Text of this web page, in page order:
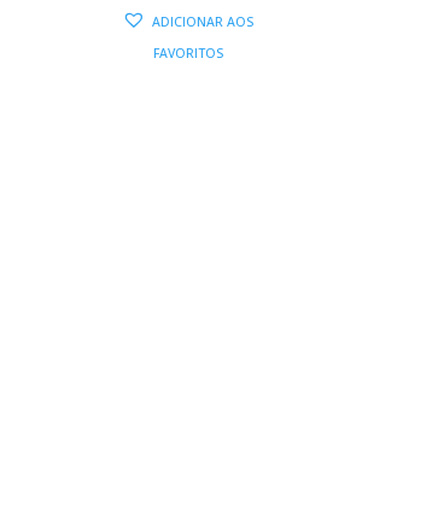
ADICIONAR AOS
FAVORITOS